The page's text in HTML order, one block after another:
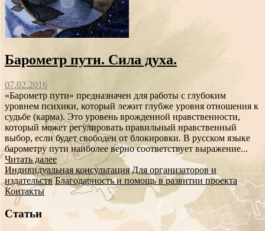
Барометр пути. Сила духа.
07.02.2016
«Барометр пути» предназначен для работы с глубоким
уровнем психики, который лежит глубже уровня отношения к
судьбе (карма). Это уровень врожденной нравственности,
который может регулировать правильный нравственный
выбор, если будет свободен от блокировки. В русском языке
барометру пути наиболее верно соответствует выражение...
Читать далее
Индивидуальная консультация Для организаторов и
издательств Благодарность и помощь в развитии проекта
Контакты
Статьи